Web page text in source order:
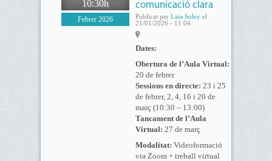
10:30h
Febrer 2026
comunicació clara
Publicat per Laia Soleyel
21/01/2026 - 11:04
Dates:
Obertura de l’Aula Virtual:
20 de febrer
Sessions en directe: 23 i 25
de febrer, 2, 4, 16 i 20 de
març (10:30 – 13:00)
Tancament de l’Aula
Virtual: 27 de març
Modalitat: Videoformació
via Zoom + treball virtual